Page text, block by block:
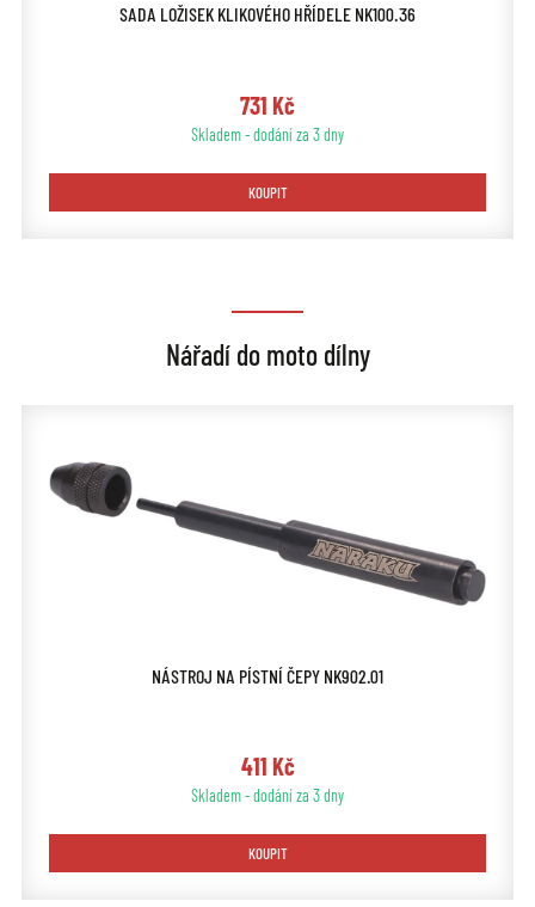
SADA LOŽISEK KLIKOVÉHO HŘÍDELE NK100.36
731 Kč
Skladem - dodání za 3 dny
KOUPIT
Nářadí do moto dílny
NÁSTROJ NA PÍSTNÍ ČEPY NK902.01
411 Kč
Skladem - dodání za 3 dny
KOUPIT